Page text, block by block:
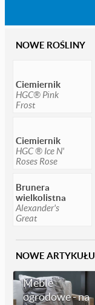
NOWE ROŚLINY
Ciemiernik
HGC® Pink
Frost
Ciemiernik
HGC ® Ice N'
Roses Rose
Brunera
wielkolistna
Alexander's
Great
NOWE ARTYKUŁU
Meble
ogrodowe - na